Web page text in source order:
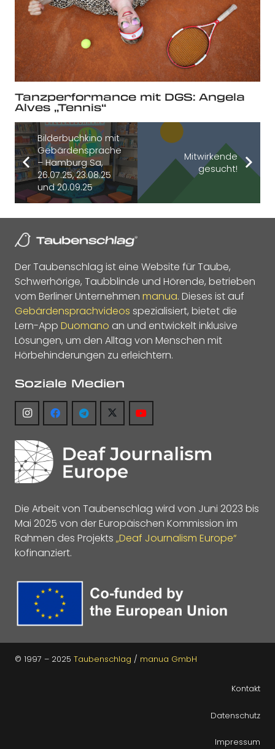
Tanzperformance mit DGS: Angela
Alves „Tennis“
Bilderbuchkino mit
Gebärdensprache
– Hamburg Sa,
26.07.25, 23.08.25
und 20.09.25
Mitwirkende
gesucht!
Der Taubenschlag ist eine Website für Taube,
Schwerhörige, Taubblinde und Hörende, betrieben
vom Berliner Unternehmen manua. Dieses ist auf
Gebärdensprachvideos spezialisiert, bietet die
Lern-App Duomano an und entwickelt inklusive
Lösungen, um den Alltag von Menschen mit
Hörbehinderungen zu erleichtern.
Soziale Medien
Die Arbeit von Taubenschlag wird von Juni 2023 bis
Mai 2025 von der Europäischen Kommission im
Rahmen des Projekts „Deaf Journalism Europe“
kofinanziert.
© 1997 – 2025 Taubenschlag / manua GmbH
Kontakt
Datenschutz
Impressum